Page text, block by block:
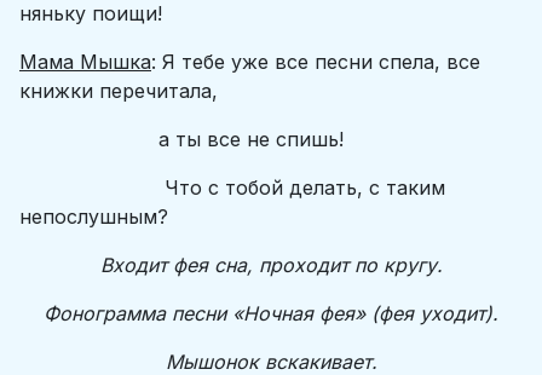
няньку поищи!
Мама Мышка: Я тебе уже все песни спела, все
книжки перечитала,
а ты все не спишь!
Что с тобой делать, с таким
непослушным?
Входит фея сна, проходит по кругу.
Фонограмма песни «Ночная фея» (фея уходит).
Мышонок вскакивает.